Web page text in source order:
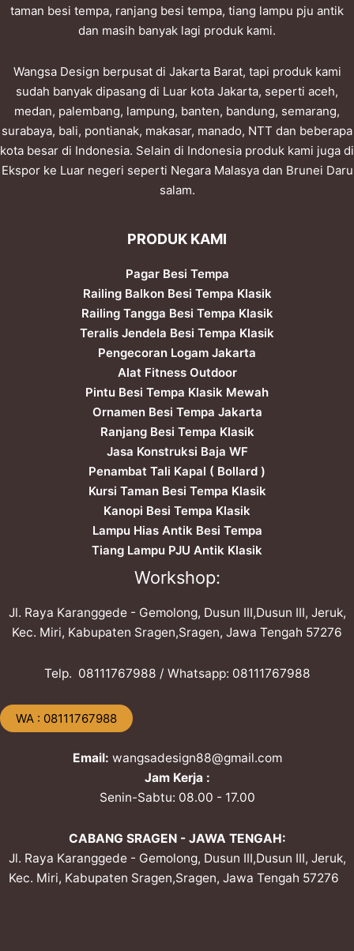
taman besi tempa, ranjang besi tempa, tiang lampu pju antik
dan masih banyak lagi produk kami.
Wangsa Design berpusat di Jakarta Barat, tapi produk kami
sudah banyak dipasang di Luar kota Jakarta, seperti aceh,
medan, palembang, lampung, banten, bandung, semarang,
surabaya, bali, pontianak, makasar, manado, NTT dan beberapa
kota besar di Indonesia. Selain di Indonesia produk kami juga di
Ekspor ke Luar negeri seperti Negara Malasya dan Brunei Daru
salam.
PRODUK KAMI
Pagar Besi Tempa
Railing Balkon Besi Tempa Klasik
Railing Tangga Besi Tempa Klasik
Teralis Jendela Besi Tempa Klasik
Pengecoran Logam Jakarta
Alat Fitness Outdoor
Pintu Besi Tempa Klasik Mewah
Ornamen Besi Tempa Jakarta
Ranjang Besi Tempa Klasik
Jasa Konstruksi Baja WF
Penambat Tali Kapal ( Bollard )
Kursi Taman Besi Tempa Klasik
Kanopi Besi Tempa Klasik
Lampu Hias Antik Besi Tempa
Tiang Lampu PJU Antik Klasik
Workshop:
Jl. Raya Karanggede - Gemolong, Dusun III,Dusun III, Jeruk,
Kec. Miri, Kabupaten Sragen,Sragen, Jawa Tengah 57276
Telp. ​08111767988 / Whatsapp: ​08111767988
​WA : 08111767988
Email: wangsadesign88@gmail.com
Jam Kerja :
Senin-Sabtu: 08.00 - 17.00
CABANG SRAGEN - JAWA TENGAH:
Jl. Raya Karanggede - Gemolong, Dusun III,Dusun III, Jeruk,
Kec. Miri, Kabupaten Sragen,Sragen, Jawa Tengah 57276